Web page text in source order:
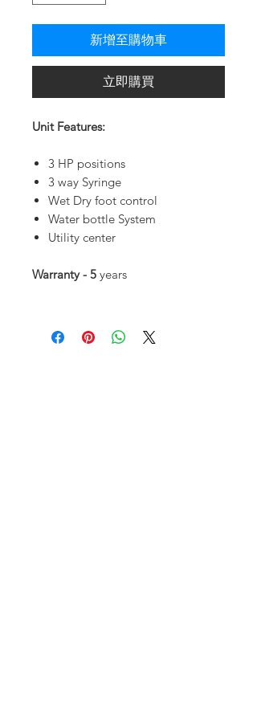
新增至購物車
立即購買
Unit Features:
3 HP positions
3 way Syringe
Wet Dry foot control
Water bottle System
Utility center
Warranty - 5 years